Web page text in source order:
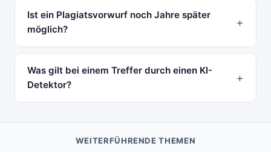
Ist ein Plagiatsvorwurf noch Jahre später
möglich?
Was gilt bei einem Treffer durch einen KI-
Detektor?
WEITERFÜHRENDE THEMEN